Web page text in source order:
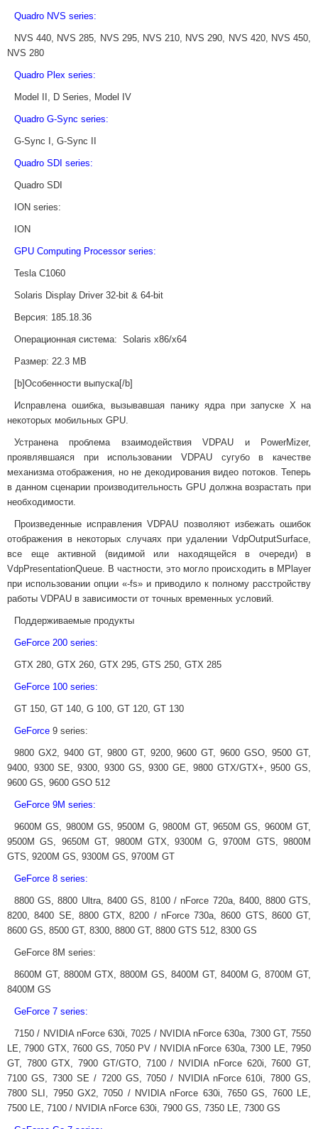
Quadro NVS series:
NVS 440, NVS 285, NVS 295, NVS 210, NVS 290, NVS 420, NVS 450,
NVS 280
Quadro Plex series:
Model II, D Series, Model IV
Quadro G-Sync series:
G-Sync I, G-Sync II
Quadro SDI series:
Quadro SDI
ION series:
ION
GPU Computing Processor series:
Tesla C1060
Solaris Display Driver 32-bit & 64-bit
Версия: 185.18.36
Операционная система: Solaris x86/x64
Размер: 22.3 MB
[b]Особенности выпуска[/b]
Исправлена ошибка, вызывавшая панику ядра при запуске X на
некоторых мобильных GPU.
Устранена проблема взаимодействия VDPAU и PowerMizer,
проявлявшаяся при использовании VDPAU сугубо в качестве
механизма отображения, но не декодирования видео потоков. Теперь
в данном сценарии производительность GPU должна возрастать при
необходимости.
Произведенные исправления VDPAU позволяют избежать ошибок
отображения в некоторых случаях при удалении VdpOutputSurface,
все еще активной (видимой или находящейся в очереди) в
VdpPresentationQueue. В частности, это могло происходить в MPlayer
при использовании опции «-fs» и приводило к полному расстройству
работы VDPAU в зависимости от точных временных условий.
Поддерживаемые продукты
GeForce 200 series:
GTX 280, GTX 260, GTX 295, GTS 250, GTX 285
GeForce 100 series:
GT 150, GT 140, G 100, GT 120, GT 130
GeForce 9 series:
9800 GX2, 9400 GT, 9800 GT, 9200, 9600 GT, 9600 GSO, 9500 GT,
9400, 9300 SE, 9300, 9300 GS, 9300 GE, 9800 GTX/GTX+, 9500 GS,
9600 GS, 9600 GSO 512
GeForce 9M series:
9600M GS, 9800M GS, 9500M G, 9800M GT, 9650M GS, 9600M GT,
9500M GS, 9650M GT, 9800M GTX, 9300M G, 9700M GTS, 9800M
GTS, 9200M GS, 9300M GS, 9700M GT
GeForce 8 series:
8800 GS, 8800 Ultra, 8400 GS, 8100 / nForce 720a, 8400, 8800 GTS,
8200, 8400 SE, 8800 GTX, 8200 / nForce 730a, 8600 GTS, 8600 GT,
8600 GS, 8500 GT, 8300, 8800 GT, 8800 GTS 512, 8300 GS
GeForce 8M series:
8600M GT, 8800M GTX, 8800M GS, 8400M GT, 8400M G, 8700M GT,
8400M GS
GeForce 7 series:
7150 / NVIDIA nForce 630i, 7025 / NVIDIA nForce 630a, 7300 GT, 7550
LE, 7900 GTX, 7600 GS, 7050 PV / NVIDIA nForce 630a, 7300 LE, 7950
GT, 7800 GTX, 7900 GT/GTO, 7100 / NVIDIA nForce 620i, 7600 GT,
7100 GS, 7300 SE / 7200 GS, 7050 / NVIDIA nForce 610i, 7800 GS,
7800 SLI, 7950 GX2, 7050 / NVIDIA nForce 630i, 7650 GS, 7600 LE,
7500 LE, 7100 / NVIDIA nForce 630i, 7900 GS, 7350 LE, 7300 GS